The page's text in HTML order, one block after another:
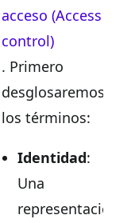
acceso (Access
control)
. Primero
desglosaremos
los términos:
Identidad:
Una
representación